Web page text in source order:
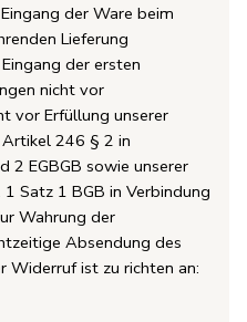
der Ware beim
Lieferung
der ersten
nicht vor
vor Erfüllung unserer
246 § 2 in
2 EGBGB sowie unserer
Satz 1 BGB in Verbindung
Wahrung der
Absendung des
Widerruf ist zu richten an: